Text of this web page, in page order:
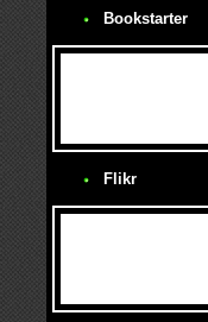
Bookstarter
Flikr